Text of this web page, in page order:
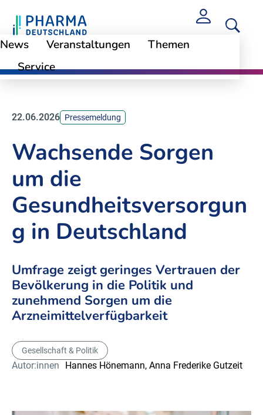
News Veranstaltungen
Themen
Service
News
22.06.2026 Pressemeldung
Wachsende Sorgen
um die
Gesundheitsversorgun
g in Deutschland
Umfrage zeigt geringes Vertrauen der
Bevölkerung in die Politik und
zunehmend Sorgen um die
Arzneimittelverfügbarkeit
Gesellschaft & Politik
Autor:innen Hannes Hönemann, Anna Frederike Gutzeit